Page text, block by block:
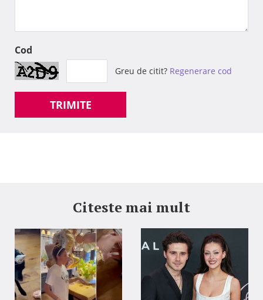
Cod
Greu de citit? Regenerare cod
TRIMITE
Citeste mai mult